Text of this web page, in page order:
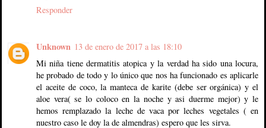
Responder
Unknown 13 de enero de 2017 a las 18:10
Mi niña tiene dermatitis atopica y la verdad ha sido una locura,
he probado de todo y lo único que nos ha funcionado es aplicarle
el aceite de coco, la manteca de karite (debe ser orgánica) y el
aloe vera( se lo coloco en la noche y asi duerme mejor) y le
hemos remplazado la leche de vaca por leches vegetales ( en
nuestro caso le doy la de almendras) espero que les sirva.